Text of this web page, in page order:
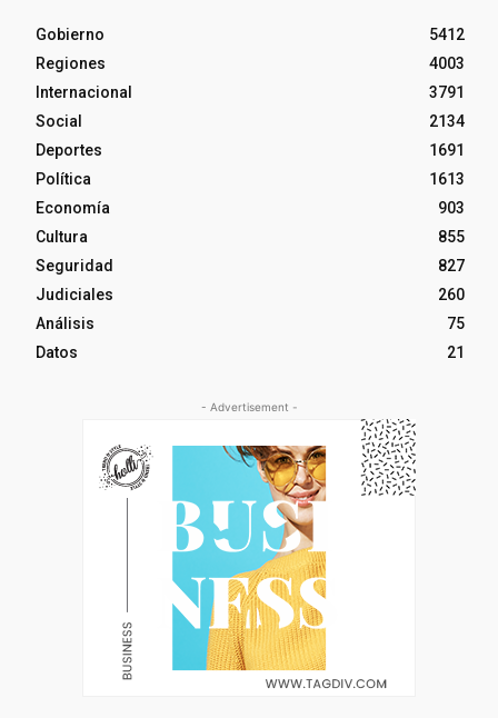
Gobierno
5412
Regiones
4003
Internacional
3791
Social
2134
Deportes
1691
Política
1613
Economía
903
Cultura
855
Seguridad
827
Judiciales
260
Análisis
75
Datos
21
- Advertisement -